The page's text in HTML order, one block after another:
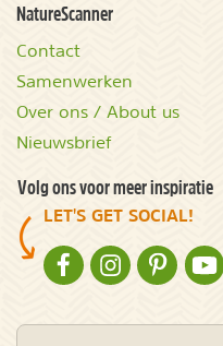
NatureScanner
Contact
Samenwerken
Over ons / About us
Nieuwsbrief
Volg ons voor meer inspiratie
LET'S GET SOCIAL!
NATURESCANNER OP